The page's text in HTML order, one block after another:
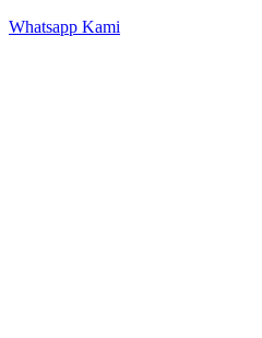
Whatsapp Kami